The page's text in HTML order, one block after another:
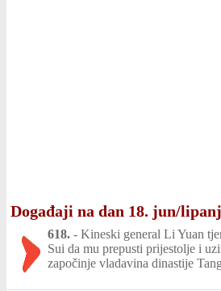
Događaji na dan 18. jun/lipanj
618. - Kineski general Li Yuan
Sui da mu prepusti prijestolje i
započinje vladavina dinastije